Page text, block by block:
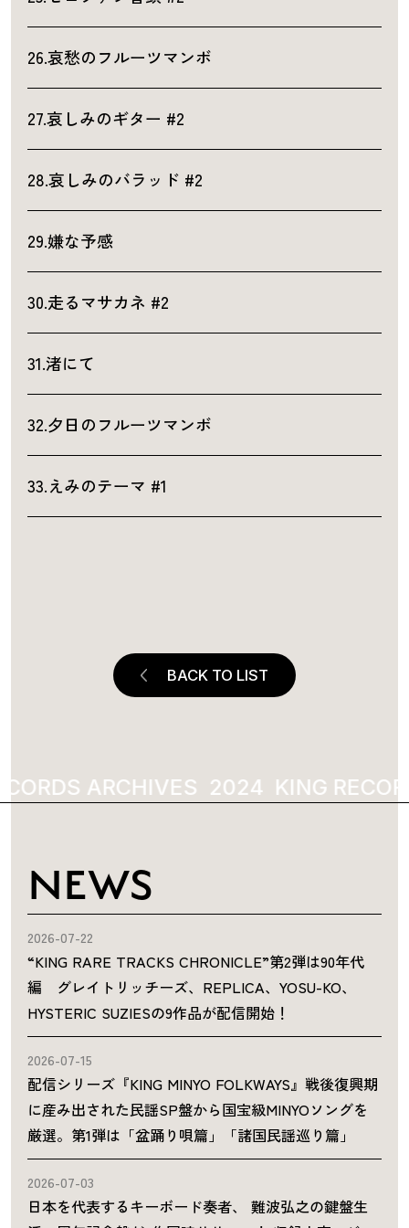
26.哀愁のフルーツマンボ
27.哀しみのギター #2
28.哀しみのバラッド #2
29.嫌な予感
30.走るマサカネ #2
31.渚にて
32.夕日のフルーツマンボ
33.えみのテーマ #1
BACK TO LIST
ARCHIVES KING
NEWS
2026-07-22
“KING RARE TRACKS CHRONICLE”第2弾は90年代
編 グレイトリッチーズ、REPLICA、YOSU-KO、
HYSTERIC SUZIESの9作品が配信開始！
2026-07-15
配信シリーズ『KING MINYO FOLKWAYS』戦後復興期
に産み出された民謡SP盤から国宝級MINYOソングを
厳選。第1弾は「盆踊り唄篇」「諸国民謡巡り篇」
2026-07-03
日本を代表するキーボード奏者、 難波弘之の鍵盤生